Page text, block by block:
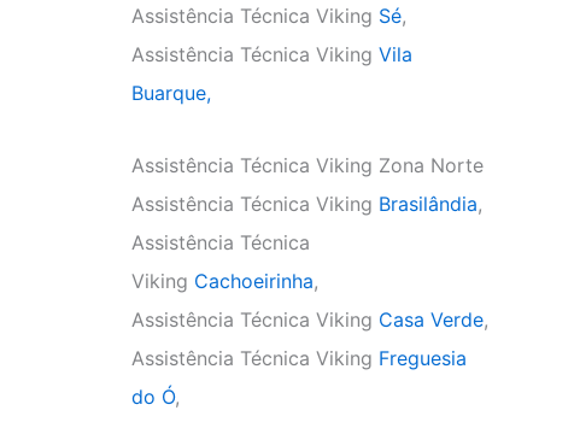
Assistência Técnica Viking Sé,
Assistência Técnica Viking Vila
Buarque,
Assistência Técnica Viking Zona Norte
Assistência Técnica Viking Brasilândia,
Assistência Técnica
Viking Cachoeirinha,
Assistência Técnica Viking Casa Verde,
Assistência Técnica Viking Freguesia
do Ó,